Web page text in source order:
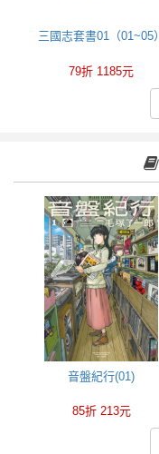
三國志套書01（01~05）
79折 1185元
音盤紀行(01)
85折 213元